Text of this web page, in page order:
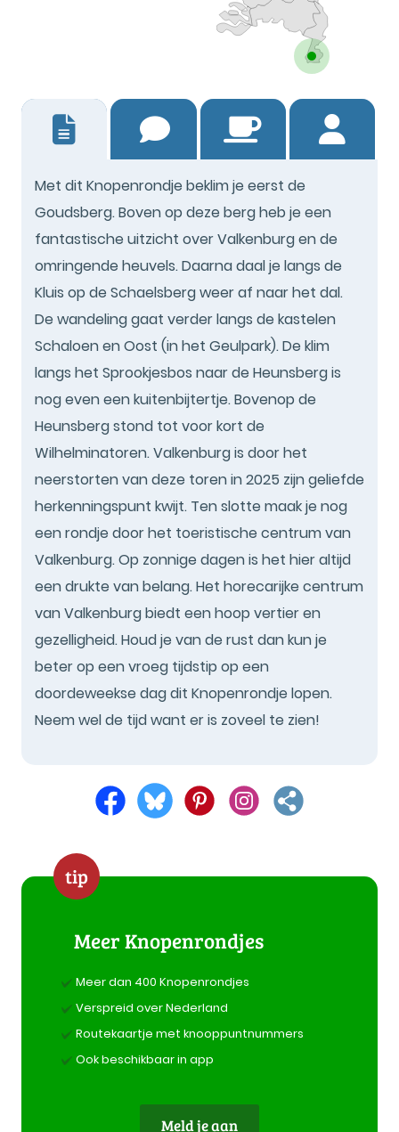
Met dit Knopenrondje beklim je eerst de
Goudsberg. Boven op deze berg heb je een
fantastische uitzicht over Valkenburg en de
omringende heuvels. Daarna daal je langs de
Kluis op de Schaelsberg weer af naar het dal.
De wandeling gaat verder langs de kastelen
Schaloen en Oost (in het Geulpark). De klim
langs het Sprookjesbos naar de Heunsberg is
nog even een kuitenbijtertje. Bovenop de
Heunsberg stond tot voor kort de
Wilhelminatoren. Valkenburg is door het
neerstorten van deze toren in 2025 zijn geliefde
herkenningspunt kwijt. Ten slotte maak je nog
een rondje door het toeristische centrum van
Valkenburg. Op zonnige dagen is het hier altijd
een drukte van belang. Het horecarijke centrum
van Valkenburg biedt een hoop vertier en
gezelligheid. Houd je van de rust dan kun je
beter op een vroeg tijdstip op een
doordeweekse dag dit Knopenrondje lopen.
Neem wel de tijd want er is zoveel te zien!
tip
Meer Knopenrondjes
Meer dan 400 Knopenrondjes
Verspreid over Nederland
Routekaartje met knooppuntnummers
Ook beschikbaar in app
Meld je aan